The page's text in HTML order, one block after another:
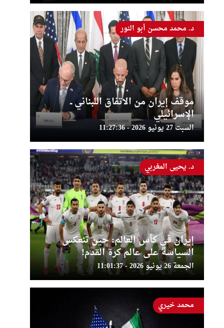
موقف إيران من الاتفاق اللبناني ــ
الإسرائيلي
السبت 27 يونيو 2026 - 11:27:36
د. محمد محسن أبو النور
إيران في كأس العالم: حين تنعكس
السياسة على عالم كرة القدم!
الجمعة 26 يونيو 2026 - 11:01:37
د. يحيى المغربي
محمد خيري